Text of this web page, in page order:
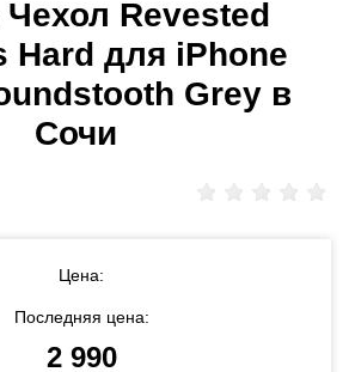
Чехол Revested
Hard для iPhone
Grey в
Сочи
Цена:
Последняя цена:
2 990